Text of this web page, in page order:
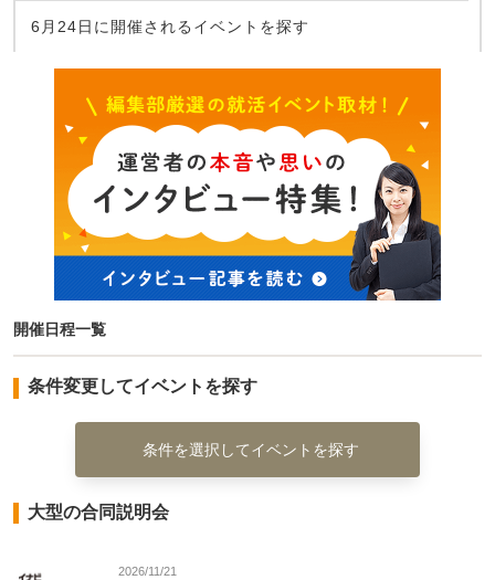
6月24日に開催されるイベントを探す
開催日程一覧
条件変更してイベントを探す
条件を選択してイベントを探す
大型の合同説明会
2026/11/21